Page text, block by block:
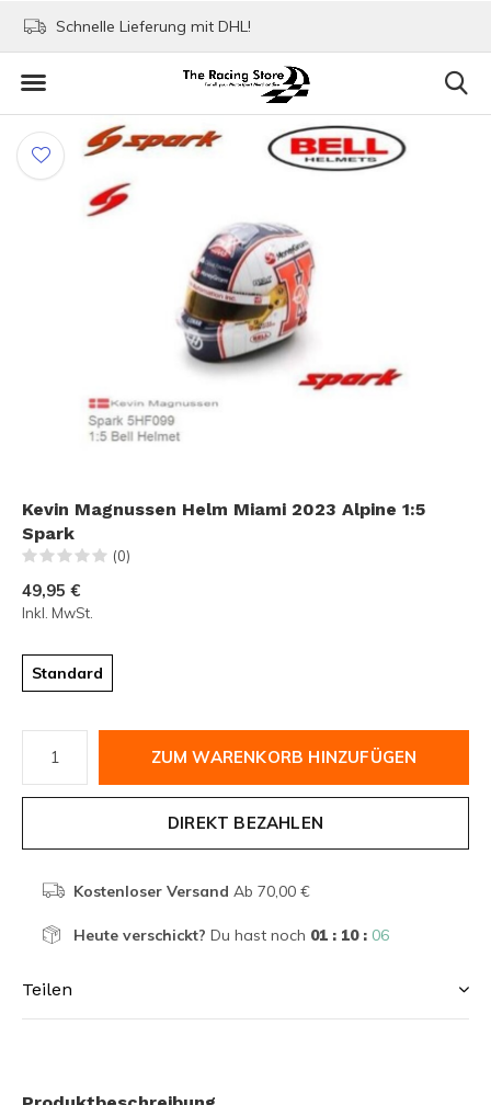
Schnelle Lieferung mit DHL!
Kevin Magnussen Helm Miami 2023 Alpine 1:5
Spark
(0)
49,95 €
Inkl. MwSt.
Standard
ZUM WARENKORB HINZUFÜGEN
DIREKT BEZAHLEN
Kostenloser Versand Ab 70,00 €
Heute verschickt? Du hast noch 01 : 10 : 06
Teilen